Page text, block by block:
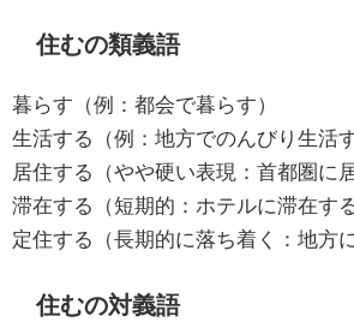
住むの類義語
暮らす（例：都会で暮らす）
生活する（例：地方でのんびり生活す
居住する（やや硬い表現：首都圏に
滞在する（短期的：ホテルに滞在する
定住する（長期的に落ち着く：地方
住むの対義語